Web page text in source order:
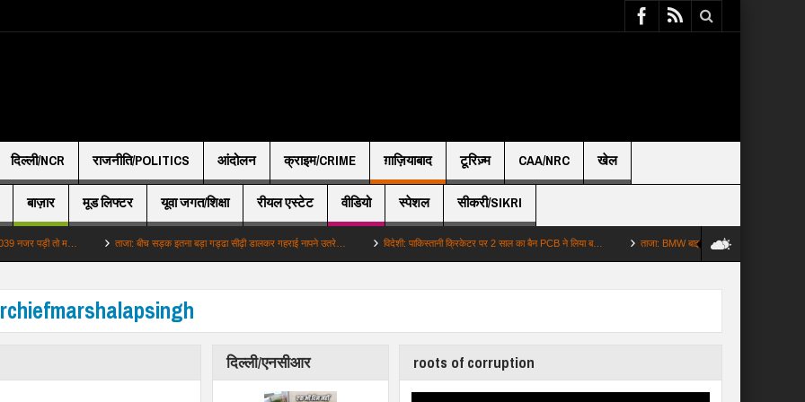
दिल्ली/NCR राजनीति/POLITICS आंदोलन क्राइम/CRIME ग़ाज़ियाबाद टूरिज़्म CAA/NRC खेल
बाज़ार मूड लिफ्टर यूवा जगत/शिक्षा रीयल एस्टेट वीडियो स्पेशल सीकरी/SIKRI
पड़ी तो म… ताजा: बीच सड़क इतना बड़ा गड्ढा सीढ़ी डालकर गहराई नापने उतरे… विदेशी: पाकिस्तानी क्रिकेटर पर 2 साल का बैन PCB ने लिया ब… ताजा: BMW बाइक से पहुंचा राइडर फाउंडर ने कहा भाई
दिल्ली/एनसीआर roots of corruption